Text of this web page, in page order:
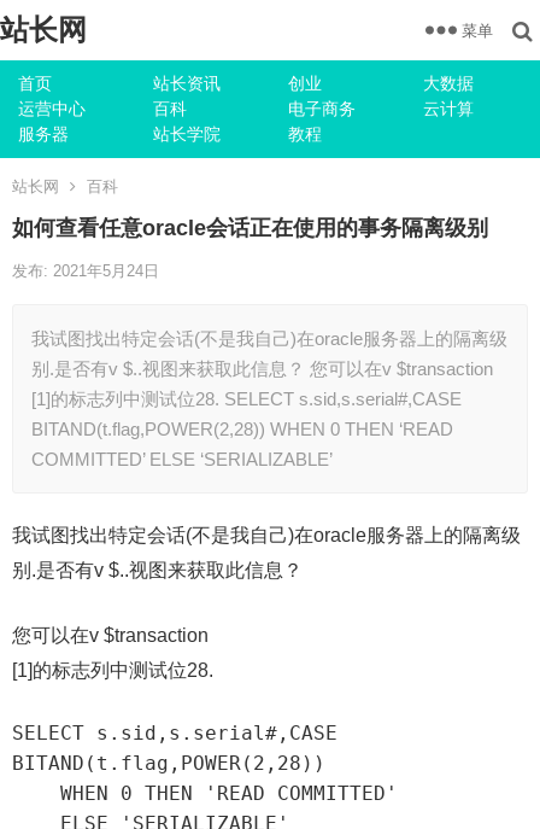
站长网
首页 站长资讯 创业
大数据
运营中心
百科 电子商务
云计算
服务器
站长学院 教程
菜单
站长网 百科
如何查看任意oracle会话正在使用的事务隔离级别
发布: 2021年5月24日
我试图找出特定会话(不是我自己)在oracle服务器上的隔离级
别.是否有v $..视图来获取此信息？ 您可以在v $transaction
[1]的标志列中测试位28. SELECT s.sid,s.serial#,CASE
BITAND(t.flag,POWER(2,28)) WHEN 0 THEN ‘READ
COMMITTED’ ELSE ‘SERIALIZABLE’
我试图找出特定会话(不是我自己)在oracle服务器上的隔离级
别.是否有v $..视图来获取此信息？
您可以在v $transaction
[1]的标志列中测试位28.
SELECT s.sid,s.serial#,CASE
BITAND(t.flag,POWER(2,28))